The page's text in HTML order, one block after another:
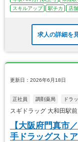
スキルアップ
駅チカ 店
求人の詳細を
更新日：2026年6月18日
正社員 調剤薬局 ドラ
スギドラッグ 大和田駅
【大阪府門真市
手ドラッグスト